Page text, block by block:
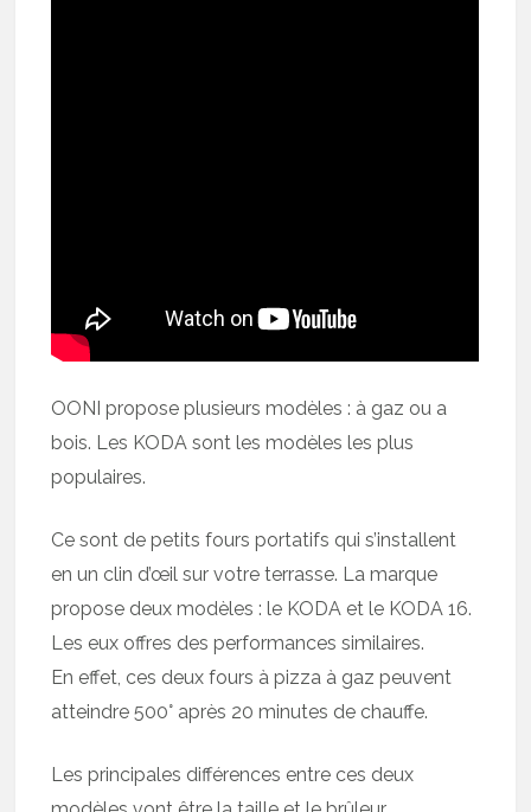
OONI propose plusieurs modèles : à gaz ou a
bois. Les KODA sont les modèles les plus
populaires.
Ce sont de petits fours portatifs qui s’installent
en un clin d’œil sur votre terrasse. La marque
propose deux modèles : le KODA et le KODA 16.
Les eux offres des performances similaires.
En effet, ces deux fours à pizza à gaz peuvent
atteindre 500° après 20 minutes de chauffe.
Les principales différences entre ces deux